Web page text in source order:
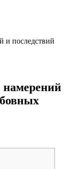
и последствий
намерений